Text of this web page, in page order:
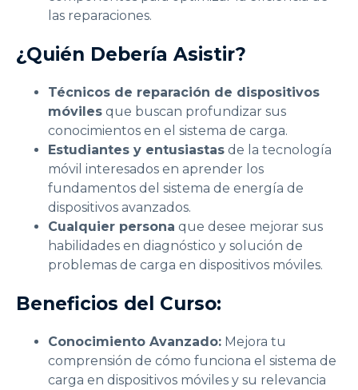
las reparaciones.
¿Quién Debería Asistir?
Técnicos de reparación de dispositivos
móviles que buscan profundizar sus
conocimientos en el sistema de carga.
Estudiantes y entusiastas de la tecnología
móvil interesados en aprender los
fundamentos del sistema de energía de
dispositivos avanzados.
Cualquier persona que desee mejorar sus
habilidades en diagnóstico y solución de
problemas de carga en dispositivos móviles.
Beneficios del Curso:
Conocimiento Avanzado: Mejora tu
comprensión de cómo funciona el sistema de
carga en dispositivos móviles y su relevancia